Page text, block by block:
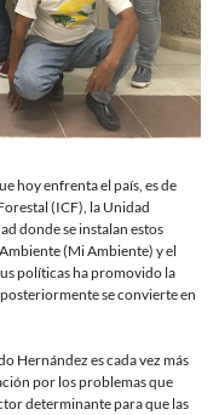
hoy enfrenta el país, es de
(ICF), la Unidad
donde se instalan estos
(Mi Ambiente) y el
políticas ha promovido la
se convierte en
Hernández es cada vez más
por los problemas que
determinante para que las